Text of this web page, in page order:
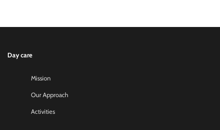
Day care
Mission
Our Approach
Activities